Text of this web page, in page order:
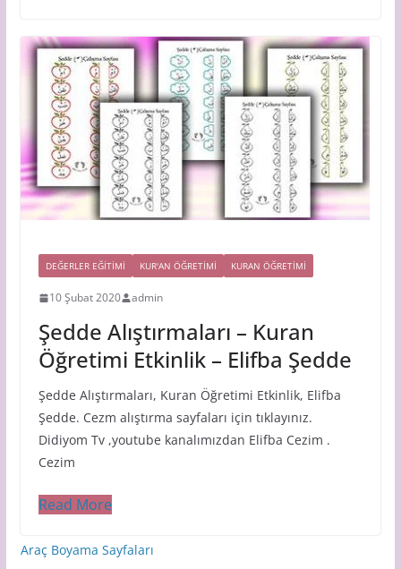
DEĞERLER EĞİTİMİ KUR'AN ÖĞRETİMİ KURAN ÖĞRETIMI
10 Şubat 2020 admin
Şedde Alıştırmaları – Kuran
Öğretimi Etkinlik – Elifba Şedde
Şedde Alıştırmaları, Kuran Öğretimi Etkinlik, Elifba
Şedde. Cezm alıştırma sayfaları için tıklayınız.
Didiyom Tv ,youtube kanalımızdan Elifba Cezim .
Cezim
Read More
Araç Boyama Sayfaları